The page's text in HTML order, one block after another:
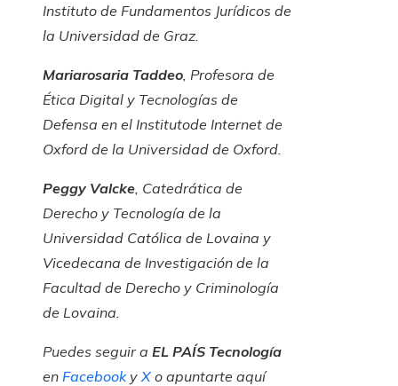
Instituto de Fundamentos Jurídicos de
la Universidad de Graz.
Mariarosaria Taddeo , Profesora de
Ética Digital y Tecnologías de
Defensa en el Institutode Internet de
Oxford de la Universidad de Oxford.
Peggy Valcke , Catedrática de
Derecho y Tecnología de la
Universidad Católica de Lovaina y
Vicedecana de Investigación de la
Facultad de Derecho y Criminología
de Lovaina.
Puedes seguir a EL PAÍS Tecnología
en Facebooky X o apuntarte aquí